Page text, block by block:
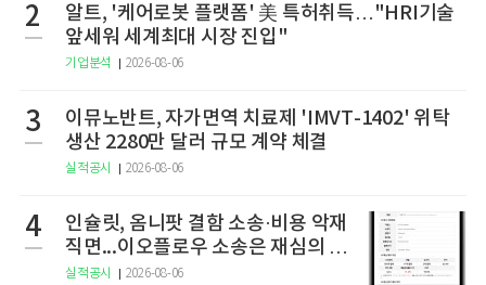
2
알트, '케어로봇 플랫폼' 美 특허취득…"HRI기술
앞세워 세계최대 시장 진입"
기업분석 2026-08-06
3
이뮤노반트, 자가면역 치료제 'IMVT-1402' 위탁
생산 2280만 달러 규모 계약 체결
실적공시 2026-08-06
4
인슐릿, 옴니팟 결함 소송·비용 악재
직면...이오플로우 소송은 재심의 청
구
실적공시 2026-08-06